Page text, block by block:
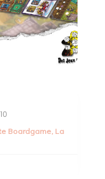
Evil
10
Boardgame, La